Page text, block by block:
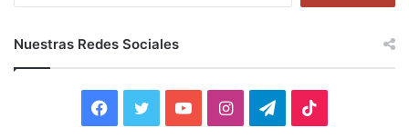
:
Nuestras Redes Sociales
I